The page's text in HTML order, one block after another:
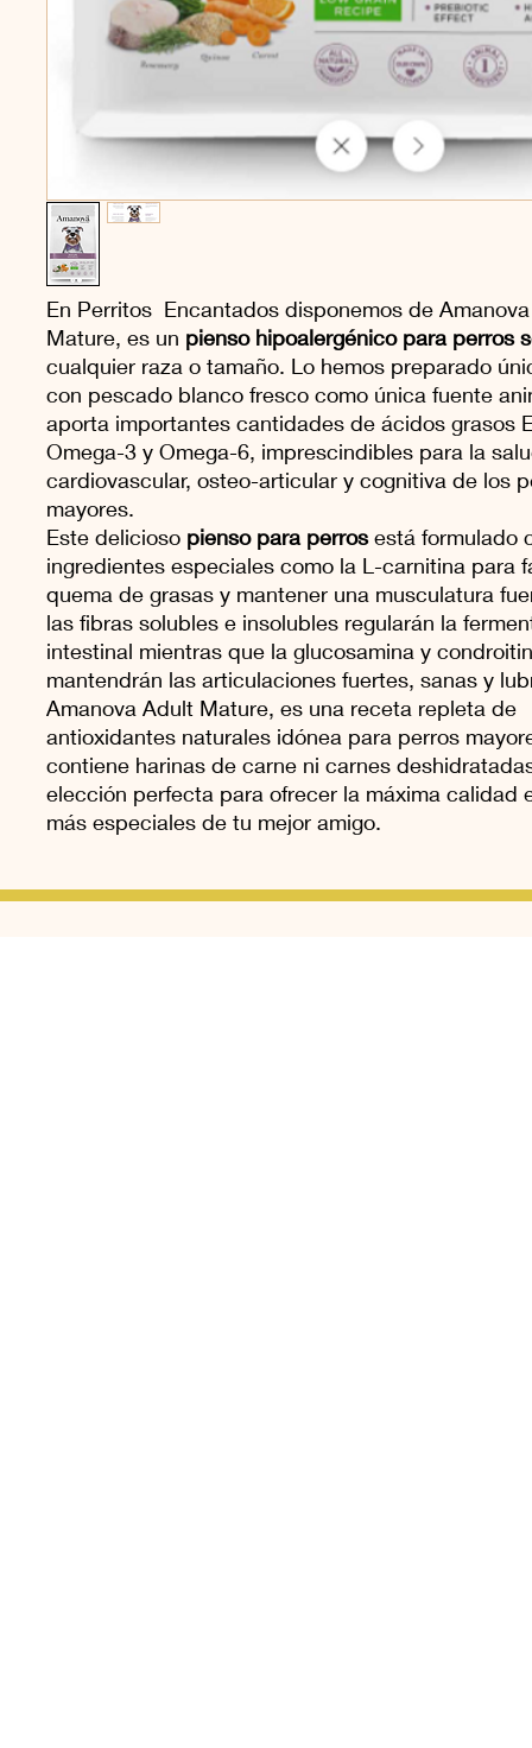
En Perritos Encantados disponemos de
Mature, es un pienso hipoalergénico para perros
cualquier raza o tamaño. Lo hemos preparado
con pescado blanco fresco como única fuente
aporta importantes cantidades de ácidos grasos
Omega-3 y Omega-6, imprescindibles para la
cardiovascular, osteo-articular y cognitiva de los
mayores.
Este delicioso pienso para perrosestá formulado
ingredientes especiales como la L-carnitina para
quema de grasas y mantener una musculatura
las fibras solubles e insolubles regularán la
intestinal mientras que la glucosamina y
mantendrán las articulaciones fuertes, sanas y
Amanova Adult Mature, es una receta repleta de
antioxidantes naturales idónea para perros
contiene harinas de carne ni carnes
elección perfecta para ofrecer la máxima calidad
más especiales de tu mejor amigo.